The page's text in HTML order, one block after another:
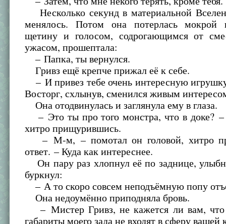
Несколько секунд в материальной
менялось. Потом она потерлась
щетину и голосом, содрогающимся от
ужасом, прошептала:
– Папка, ты вернулся.
Гривз ещё крепче прижал её к себе.
– И привез тебе очень интересную
Восторг, схлынув, сменился живым
Она отодвинулась и заглянула ему в глаза.
– Это ты про того монстра, что в доке? –
хитро прищурившись.
– М-м, – помотал он головой, хитро
ответ. – Куда как интереснее.
Он пару раз хлопнул её по заднице,
буркнул:
– А то скоро совсем неподъёмную попу
Она недоумённо приподняла бровь.
– Мистер Гривз, не кажется ли вам, что
габариты моего зада не входят в сферу вашей